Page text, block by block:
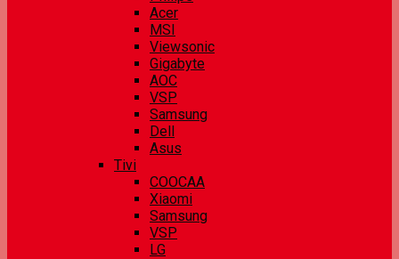
Acer
MSI
Viewsonic
Gigabyte
AOC
VSP
Samsung
Dell
Asus
Tivi
COOCAA
Xiaomi
Samsung
VSP
LG